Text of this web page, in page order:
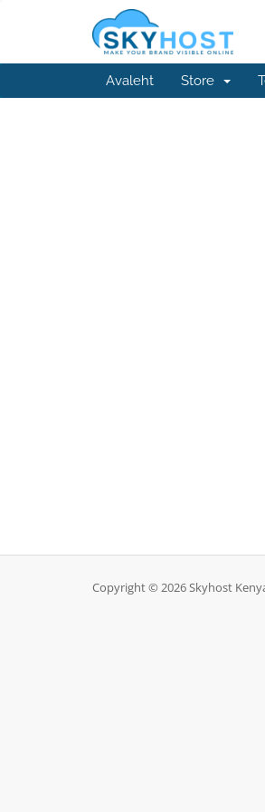
Avaleht Store
Copyright © 2026 Skyhost